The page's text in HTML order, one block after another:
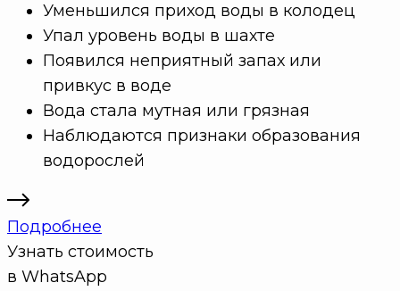
Уменьшился приход воды в колодец
Упал уровень воды в шахте
Появился неприятный запах или
привкус в воде
Вода стала мутная или грязная
Наблюдаются признаки образования
водорослей
Подробнее
Узнать стоимость
в WhatsApp